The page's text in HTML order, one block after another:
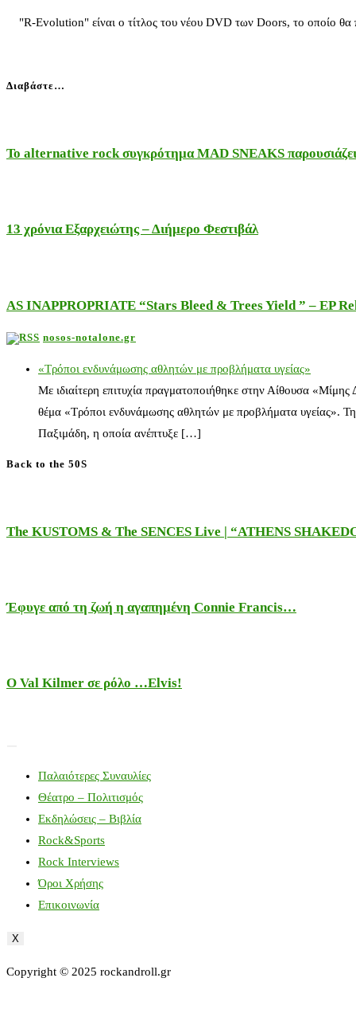
"R-Evolution" είναι ο τίτλος του νέου DVD των Doors, το οποίο θα
Διαβάστε…
Το alternative rock συγκρότημα MAD SNEAKS
13 χρόνια Εξαρχειώτης – Διήμερο Φεστιβάλ
AS INAPPROPRIATE “Stars Bleed & Trees Yield ” – EP
nosos-notalone.gr
«Τρόποι ενδυνάμωσης αθλητών με προβλήματα υγείας»
Με ιδιαίτερη επιτυχία πραγματοποιήθηκε στην Αίθουσα
θέμα «Τρόποι ενδυνάμωσης αθλητών με προβλήματα υγείας».
Παξιμάδη, η οποία ανέπτυξε […]
Back to the 50S
The KUSTOMS & The SENCES Live | “ATHENS
Έφυγε από τη ζωή η αγαπημένη Connie Francis…
Ο Val Kilmer σε ρόλο …Elvis!
Παλαιότερες Συναυλίες
Θέατρο – Πολιτισμός
Εκδηλώσεις – Βιβλία
Rock&Sports
Rock Interviews
Όροι Χρήσης
Επικοινωνία
X
Copyright © 2025 rockandroll.gr